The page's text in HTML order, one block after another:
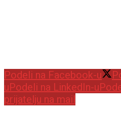
Podeli na Facebook-u
uPodeli na LinkedIn-u
prijatelju na mail